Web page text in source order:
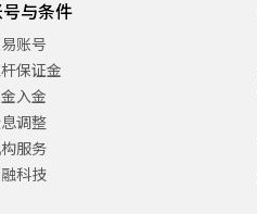
与条件
账号
保证金
入金
调整
服务
科技